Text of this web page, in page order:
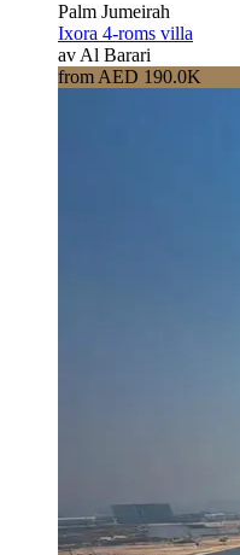
Palm Jumeirah
Ixora 4-roms villa
av Al Barari
from AED 190.0K